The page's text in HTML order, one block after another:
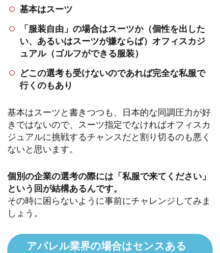
基本はスーツ
「服装自由」の場合はスーツか（個性を出した
い、あるいはスーツが嫌ならば）オフィスカジ
ュアル（ゴルフができる服装）
どこの選考も受けないのであれば完全な私服で
行くのもあり
基本はスーツと書きつつも、日本的な同調圧力が好
きではないので、スーツ指定でなければオフィスカ
ジュアルに挑戦するチャンスだと割り切るのも悪く
ないと思います。
個別の企業の選考の際には「私服で来てください」
という回が結構あるんです。
その時に困らないように事前にチャレンジしてみま
しょう。
アパレル業界の場合はセンスある